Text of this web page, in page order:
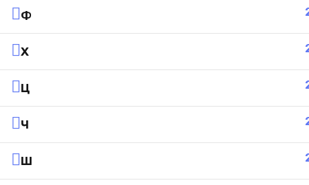
Ф
Х
Ц
Ч
Ш